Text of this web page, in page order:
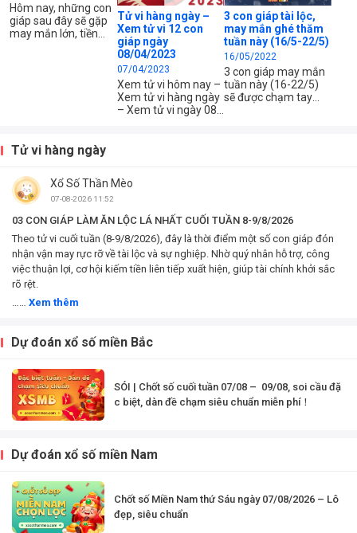
Hôm nay, những con
giáp sau đây sẽ gặp
may mắn lớn, tiền
Tử vi hàng ngày –
Xem tử vi 12 con
giáp ngày
08/04/2023
07/04/2023
Xem tử vi hôm nay –
Xem tử vi hàng ngày
– Xem tử vi ngày 08
Tị, Ngọ, Mùi, Thân,
công việc, tài chính
và...
3 con giáp tài lộc,
may mắn ghé thăm
tuần này (16/5-22/5)
16/05/2022
3 con giáp may mắn
tuần này (16-22/5)
sẽ được chạm tay
Tử vi hàng ngày
Xổ Số Thần Mèo
07-08-2026 11:52
03 CON GIÁP LÀM ĂN LỘC LÁ NHẤT CUỐI TUẦN 8-9/8/2026
Theo tử vi cuối tuần (8-9/8/2026), đây là thời điểm một số con giáp đón
nhận vận may rực rỡ về tài lộc và sự nghiệp. Nhờ quý nhân hỗ trợ, công
việc thuận lợi, cơ hội kiếm tiền liên tiếp xuất hiện, giúp tài chính khởi sắc
rõ rệt.
Xem thêm
Dự đoán xổ số miền Bắc
SÓI | Chốt số cuối tuần 07/08 – 09/08, soi cầu đặ
c biệt, dàn đề chạm siêu chuẩn miễn phí！
Dự đoán xổ số miền Nam
Chốt số Miền Nam thứ Sáu ngày 07/08/2026 – Lô
đẹp, siêu chuẩn